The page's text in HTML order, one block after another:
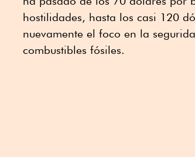
hostilidades, hasta los casi 120
nuevamente el foco en la
combustibles fósiles.